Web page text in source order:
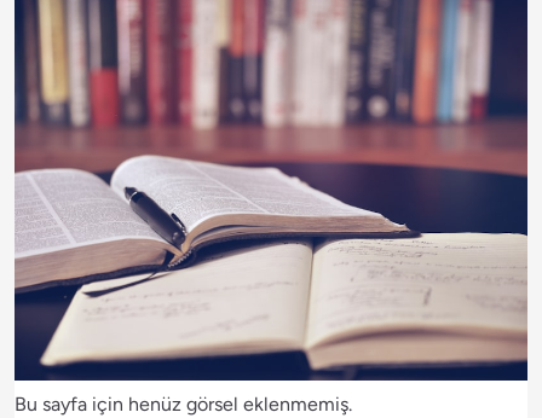
Bu sayfa için henüz görsel eklenmemiş.